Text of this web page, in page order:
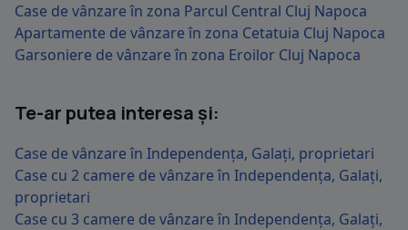
Case de vânzare în zona Parcul Central Cluj Napoca
Apartamente de vânzare în zona Cetatuia Cluj Napoca
Garsoniere de vânzare în zona Eroilor Cluj Napoca
Te-ar putea interesa și:
Case de vânzare în Independența, Galați, proprietari
Case cu 2 camere de vânzare în Independența, Galați,
proprietari
Case cu 3 camere de vânzare în Independența, Galați,